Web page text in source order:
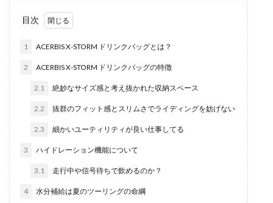
目次
1 ACERBIS X-STORM ドリンクバッグとは？
2 ACERBIS X-STORM ドリンクバッグの特徴
2.1 絶妙なサイズ感と考え抜かれた収納スペース
2.2 抜群のフィット感とスリムさでライディングを妨げない
2.3 細かいユーティリティが良い仕事してる
3 ハイドレーション機能について
3.1 走行中や信号待ちで飲めるのか？
4 水分補給は夏のツーリングの命綱